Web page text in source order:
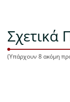
Σχετικά
(Υπάρχουν 8 ακόμη